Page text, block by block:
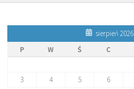
sierpień 2026
P
W Ś C
3
4 5 6